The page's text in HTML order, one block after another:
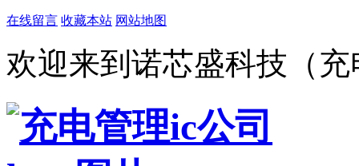
在线留言 收藏本站 网站地图
欢迎来到诺芯盛科技（